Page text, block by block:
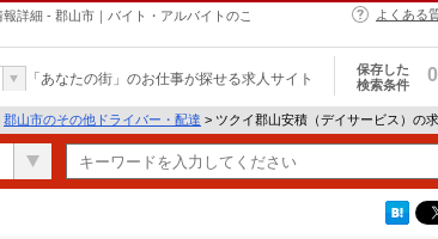
詳細 - 郡山市｜バイト・アルバイトのこ
よくある
「あなたの街」のお仕事が探せる求人サイト
保存した
検索条件
0
郡山市のその他ドライバー・配達 > ツクイ郡山安積（デイサービス）の